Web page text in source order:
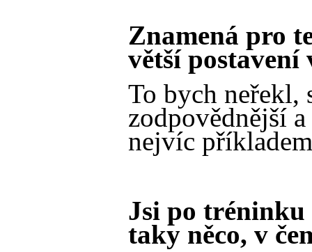
Znamená pro
větší postavení
To bych neřekl,
zodpovědnější
nejvíc
Jsi po tréninku
taky něco, v